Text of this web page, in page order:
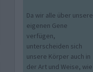
Da wir alle über unsere
eigenen Gene
verfügen,
unterscheiden sich
unsere Körper auch in
der Art und Weise, wie